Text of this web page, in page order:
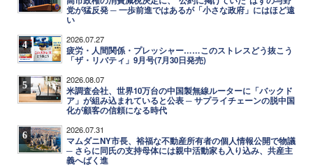
党が猛反発 ─ 一歩前進ではあるが「小さな政府」にはほど遠
い
4 2026.07.27
疲労・人間関係・プレッシャー……このストレスどう抜こう
「ザ・リバティ」9月号(7月30日発売)
5 2026.08.07
米調査会社、世界10万台の中国製無線ルーターに「バックド
ア」が組み込まれていると公表 ─ サプライチェーンの脱中国
化が顧客の信頼になる時代
6 2026.07.31
マムダニNY市長、裕福な不動産所有者の個人情報公開で物議
─ さらに同氏の支持母体には親中活動家も入り込み、共産主
義へばく進